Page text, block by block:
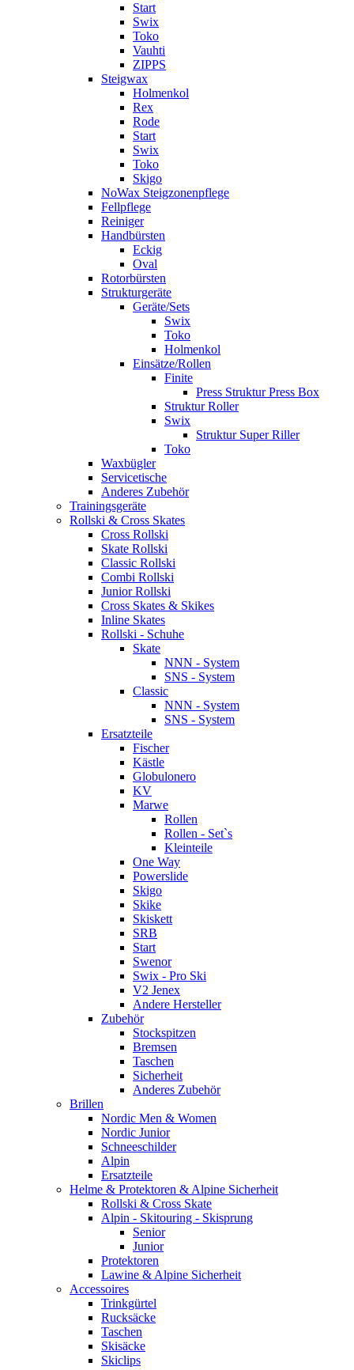
Start
Swix
Toko
Vauhti
ZIPPS
Steigwax
Holmenkol
Rex
Rode
Start
Swix
Toko
Skigo
NoWax Steigzonenpflege
Fellpflege
Reiniger
Handbürsten
Eckig
Oval
Rotorbürsten
Strukturgeräte
Geräte/Sets
Swix
Toko
Holmenkol
Einsätze/Rollen
Finite
Press Struktur Press Box
Struktur Roller
Swix
Struktur Super Riller
Toko
Waxbügler
Servicetische
Anderes Zubehör
Trainingsgeräte
Rollski & Cross Skates
Cross Rollski
Skate Rollski
Classic Rollski
Combi Rollski
Junior Rollski
Cross Skates & Skikes
Inline Skates
Rollski - Schuhe
Skate
NNN - System
SNS - System
Classic
NNN - System
SNS - System
Ersatzteile
Fischer
Kästle
Globulonero
KV
Marwe
Rollen
Rollen - Set`s
Kleinteile
One Way
Powerslide
Skigo
Skike
Skiskett
SRB
Start
Swenor
Swix - Pro Ski
V2 Jenex
Andere Hersteller
Zubehör
Stockspitzen
Bremsen
Taschen
Sicherheit
Anderes Zubehör
Brillen
Nordic Men & Women
Nordic Junior
Schneeschilder
Alpin
Ersatzteile
Helme & Protektoren & Alpine Sicherheit
Rollski & Cross Skate
Alpin - Skitouring - Skisprung
Senior
Junior
Protektoren
Lawine & Alpine Sicherheit
Accessoires
Trinkgürtel
Rucksäcke
Taschen
Skisäcke
Skiclips